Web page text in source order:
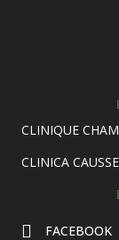
CLINIQUE
CLINICA
FACEBOOK